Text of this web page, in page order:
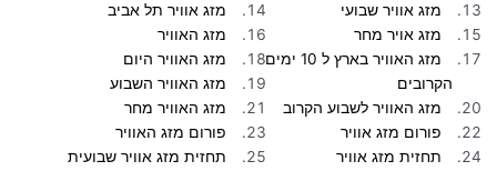
מזג אוויר שבועי
מזג אוויר תל אביב
מזג אויר מחר
מזג האוויר
מזג האוויר בארץ ל 10 ימים
הקרובים
מזג האוויר היום
מזג האוויר השבוע
מזג האוויר לשבוע הקרוב
מזג האוויר מחר
פורום מזג אוויר
פורום מזג האוויר
תחזית מזג אוויר
תחזית מזג אוויר שבועית